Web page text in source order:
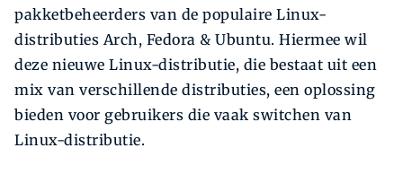
pakketbeheerders van de populaire Linux-
distributies Arch, Fedora & Ubuntu. Hiermee wil
deze nieuwe Linux-distributie, die bestaat uit een
mix van verschillende distributies, een oplossing
bieden voor gebruikers die vaak switchen van
Linux-distributie.